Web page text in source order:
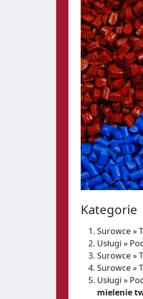
Kategorie
Surowce»
Usługi »
Surowce»
Surowce»
Usługi »
mielenie